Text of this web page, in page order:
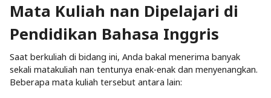
Mata Kuliah nan Dipelajari di
Pendidikan Bahasa Inggris
Saat berkuliah di bidang ini, Anda bakal menerima banyak
sekali matakuliah nan tentunya enak-enak dan menyenangkan.
Beberapa mata kuliah tersebut antara lain: